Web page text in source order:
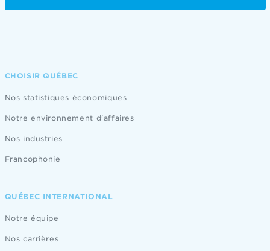
CHOISIR QUÉBEC
Nos statistiques économiques
Notre environnement d'affaires
Nos industries
Francophonie
QUÉBEC INTERNATIONAL
Notre équipe
Nos carrières